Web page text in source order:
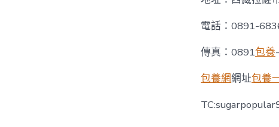
電話：0891-
傳真：0891包養
包養網網址包養